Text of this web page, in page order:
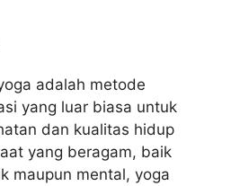
adalah metode
yang luar biasa untuk
dan kualitas hidup
yang beragam, baik
maupun mental, yoga